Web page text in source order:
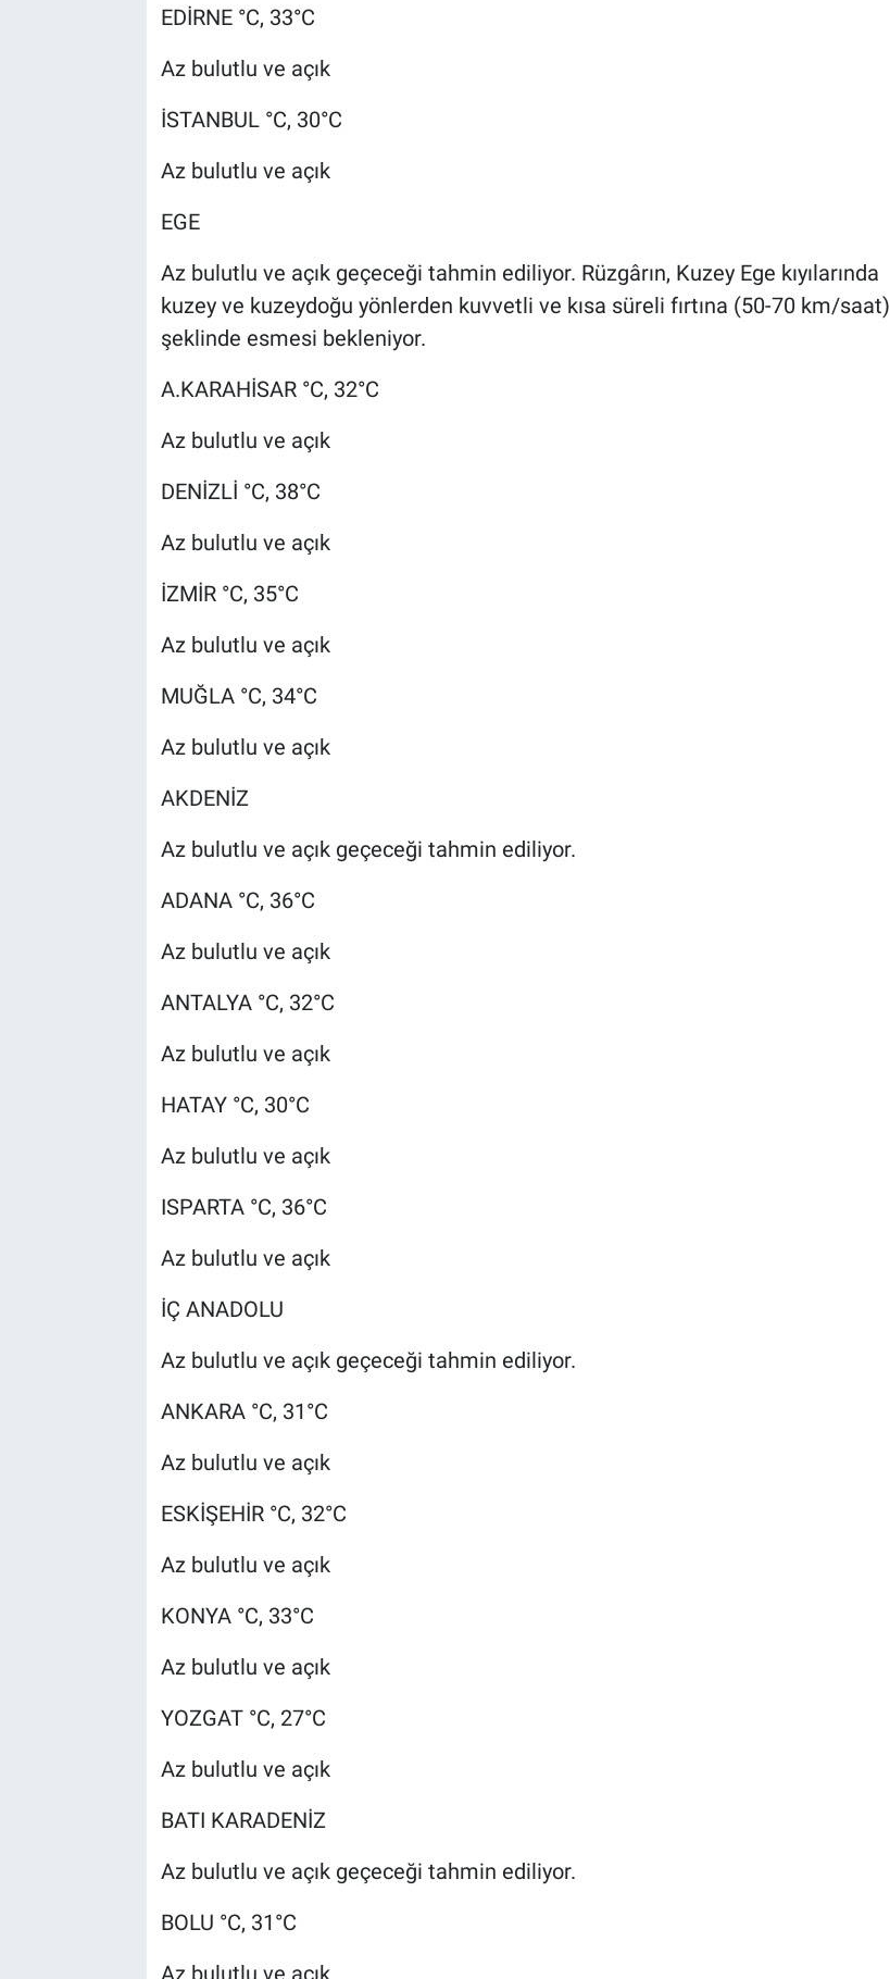
EDİRNE °C, 33°C
Az bulutlu ve açık
İSTANBUL °C, 30°C
Az bulutlu ve açık
EGE
Az bulutlu ve açık geçeceği tahmin ediliyor. Rüzgârın, Kuzey Ege kıyılarında
kuzey ve kuzeydoğu yönlerden kuvvetli ve kısa süreli fırtına (50-70 km/saat)
şeklinde esmesi bekleniyor.
A.KARAHİSAR °C, 32°C
Az bulutlu ve açık
DENİZLİ °C, 38°C
Az bulutlu ve açık
İZMİR °C, 35°C
Az bulutlu ve açık
MUĞLA °C, 34°C
Az bulutlu ve açık
AKDENİZ
Az bulutlu ve açık geçeceği tahmin ediliyor.
ADANA °C, 36°C
Az bulutlu ve açık
ANTALYA °C, 32°C
Az bulutlu ve açık
HATAY °C, 30°C
Az bulutlu ve açık
ISPARTA °C, 36°C
Az bulutlu ve açık
İÇ ANADOLU
Az bulutlu ve açık geçeceği tahmin ediliyor.
ANKARA °C, 31°C
Az bulutlu ve açık
ESKİŞEHİR °C, 32°C
Az bulutlu ve açık
KONYA °C, 33°C
Az bulutlu ve açık
YOZGAT °C, 27°C
Az bulutlu ve açık
BATI KARADENİZ
Az bulutlu ve açık geçeceği tahmin ediliyor.
BOLU °C, 31°C